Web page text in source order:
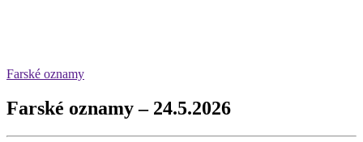
Farské oznamy
Farské oznamy – 24.5.2026